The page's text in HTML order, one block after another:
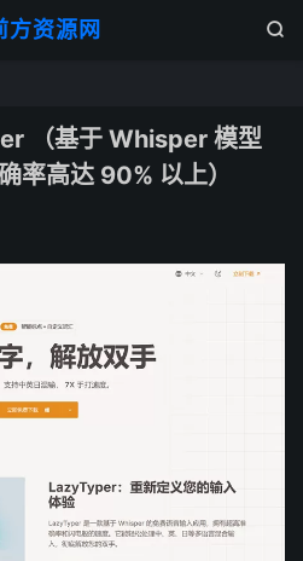
方资源网 
（基于 Whisper 模型
率高达 90% 以上）